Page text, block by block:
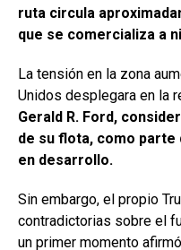
ruta circula
que se comercializa a
La tensión en la zona
Unidos desplegara en la
Gerald R. Ford,
de su flota, como
en desarrollo.
Sin embargo, el propio
contradictorias sobre el
un primer momento